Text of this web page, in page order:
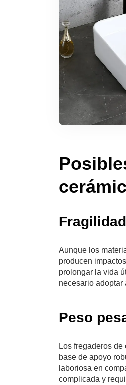
Fragilidad
Aunque los
producen
prolongar la vida
necesario adoptar
Peso
Los fregaderos
base de apoyo
laboriosa en
complicada y